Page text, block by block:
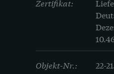
Zertifikat:
Objekt-Nr.: 22-